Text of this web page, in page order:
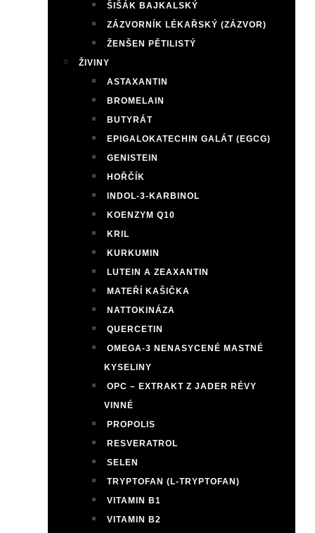
ŠIŠÁK BAJKALSKÝ
ZÁZVORNÍK LÉKAŘSKÝ (ZÁZVOR)
ŽENŠEN PĚTILISTÝ
ŽIVINY
ASTAXANTIN
BROMELAIN
BUTYRÁT
EPIGALOKATECHIN GALÁT (EGCG)
GENISTEIN
HOŘČÍK
INDOL-3-KARBINOL
KOENZYM Q10
KRIL
KURKUMIN
LUTEIN A ZEAXANTIN
MATEŘÍ KAŠIČKA
NATTOKINÁZA
QUERCETIN
OMEGA-3 NENASYCENÉ MASTNÉ
KYSELINY
OPC – EXTRAKT Z JADER RÉVY
VINNÉ
PROPOLIS
RESVERATROL
SELEN
TRYPTOFAN (L-TRYPTOFAN)
VITAMIN B1
VITAMIN B2